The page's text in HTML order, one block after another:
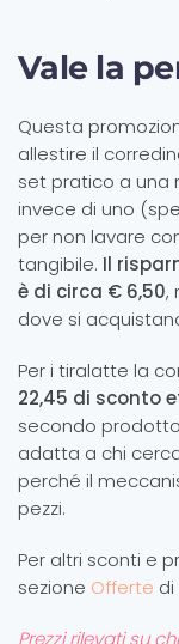
Vale la
Questa
allestire il
set pratico a una
invece di uno
per non lavare
tangibile. Il
è di circa € 6,50,
dove si
Per i tiralatte la
22,45 di sconto
secondo
adatta a chi
perché il
pezzi.
Per altri sconti e
sezione Offerte
Prezzi rilevati su